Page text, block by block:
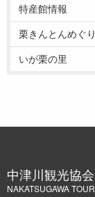
特産館情報
栗きんとんめぐり
いが栗の里
中津川観光協会
NAKATSUGAWA